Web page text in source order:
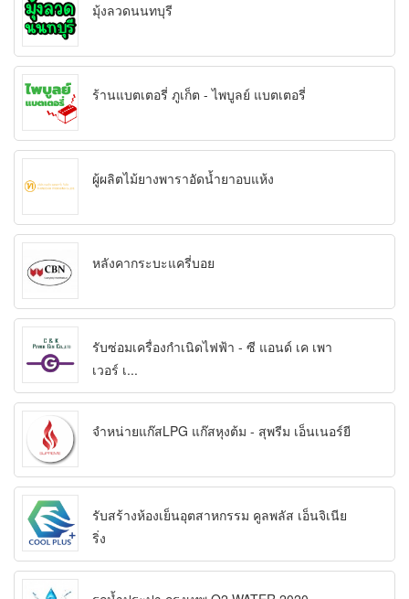
มุ้งลวดนนทบุรี
ร้านแบตเตอรี่ ภูเก็ต - ไพบูลย์ แบตเตอรี่
ผู้ผลิตไม้ยางพาราอัดน้ำยาอบแห้ง
หลังคากระบะแครี่บอย
รับซ่อมเครื่องกำเนิดไฟฟ้า - ซี แอนด์ เค เพา
เวอร์ เ...
จำหน่ายแก๊สLPG แก๊สหุงต้ม - สุพรีม เอ็นเนอร์ยี
รับสร้างห้องเย็นอุตสาหกรรม คูลพลัส เอ็นจิเนีย
ริ่ง